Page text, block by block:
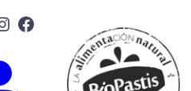
فيسبوك إنستجرام